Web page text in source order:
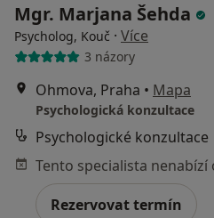
Mgr. Marjana Šehda
Psycholog, Kouč · Více
3 názory
Ohmova, Praha • Mapa
Psychologická konzultace
Psychologické konzultace
Rezervovat termín